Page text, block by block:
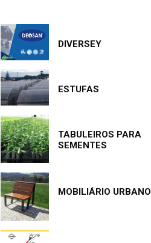
DIVERSEY
ESTUFAS
TABULEIROS PARA
SEMENTES
MOBILIÁRIO URBANO